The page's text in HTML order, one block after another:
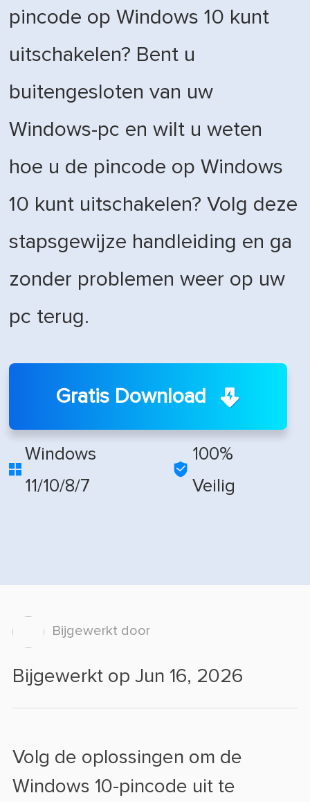
pincode op Windows 10 kunt
uitschakelen? Bent u
buitengesloten van uw
Windows-pc en wilt u weten
hoe u de pincode op Windows
10 kunt uitschakelen? Volg deze
stapsgewijze handleiding en ga
zonder problemen weer op uw
pc terug.
Gratis Download

Windows
11/10/8/7

100%
Veilig
Bijgewerkt door
Bijgewerkt op Jun 16, 2026
Volg de oplossingen om de
Windows 10-pincode uit te